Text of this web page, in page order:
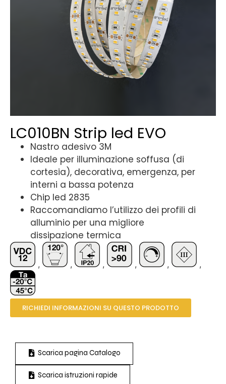
LC010BN Strip led EVO
Nastro adesivo 3M
Ideale per illuminazione soffusa (di
cortesia), decorativa, emergenza, per
interni a bassa potenza
Chip led 2835
Raccomandiamo l’utilizzo dei profili di
alluminio per una migliore
dissipazione termica
, , , , , ,
RICHIEDI INFORMAZIONI SU QUESTO PRODOTTO
Scarica pagina Catalogo
Scarica istruzioni rapide